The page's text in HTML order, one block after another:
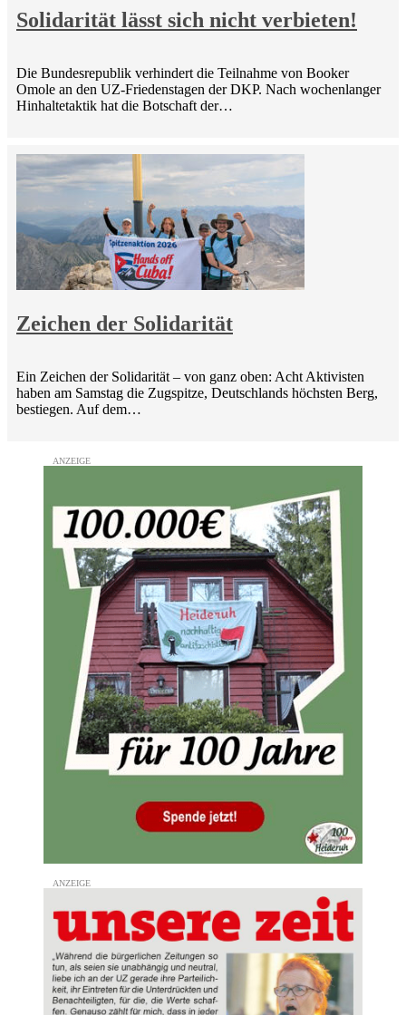
Solidarität lässt sich nicht verbieten!
Die Bundesrepublik verhindert die Teilnahme von Booker
Omole an den UZ-Friedenstagen der DKP. Nach wochenlanger
Hinhaltetaktik hat die Botschaft der…
Zeichen der Solidarität
Ein Zeichen der Solidarität – von ganz oben: Acht Aktivisten
haben am Samstag die Zugspitze, Deutschlands höchsten Berg,
bestiegen. Auf dem…